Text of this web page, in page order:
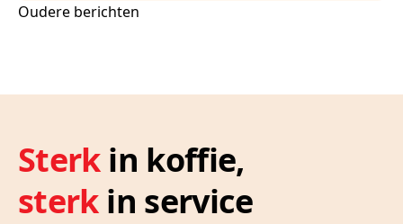
Berichtennavigatie
Oudere berichten
Sterkin koffie,
sterkin service